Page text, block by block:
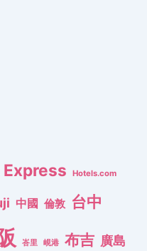
Express Hotels.com
中國 倫敦 台中
峇里 峴港 布吉 廣島